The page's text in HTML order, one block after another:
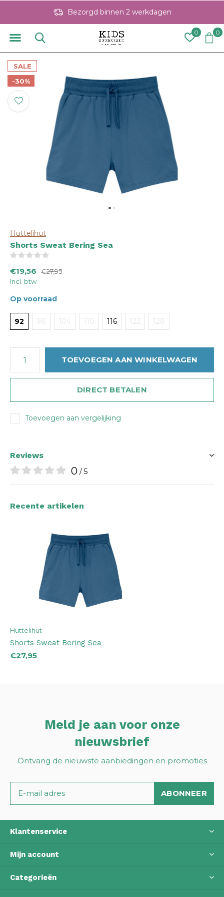
0 0
Bezorgd binnen 2 werkdagen
SALE
-30%
Huttelihut
Shorts Sweat Bering Sea
€19,56
€27,95
Incl. btw
Op voorraad
92 98 104 110 116 122 128
TOEVOEGEN AAN WINKELWAGEN
DIRECT BETALEN
Toevoegen aan vergelijking
Reviews
0 / 5
Recente artikelen
Huttelihut
Shorts Sweat Bering Sea
€27,95
Meld je aan voor onze
nieuwsbrief
Ontvang de nieuwste aanbiedingen en promoties
ABONNEER
Klantenservice
Mijn account
Categorieën